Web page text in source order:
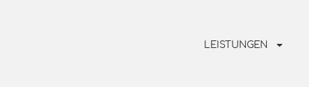
LEISTUNGEN